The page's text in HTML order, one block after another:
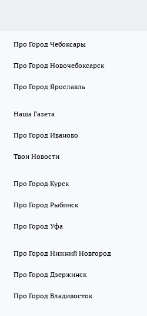
Про Город Чебоксары
Про Город Новочебоксарск
Про Город Ярославль
Наша Газета
Про Город Иваново
Твои Новости
Про Город Курск
Про Город Рыбинск
Про Город Уфа
Про Город Нижний Новгород
Про Город Дзержинск
Про Город Владивосток